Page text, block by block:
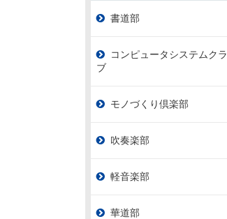
書道部
コンピュータシステムクラ
ブ
モノづくり倶楽部
吹奏楽部
軽音楽部
華道部